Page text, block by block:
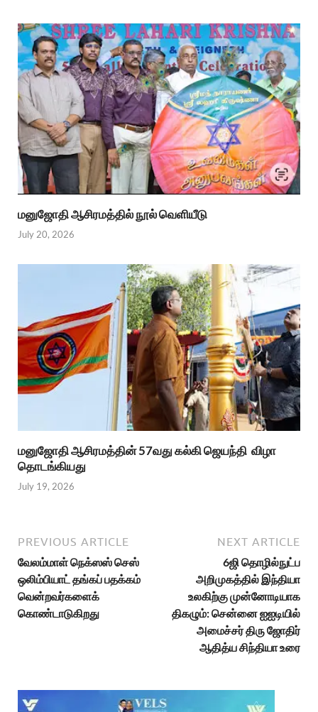
மனுஜோதி ஆசிரமத்தில் நூல் வெளியீடு
July 20, 2026
மனுஜோதி ஆசிரமத்தின் 57வது கல்கி ஜெயந்தி விழா
தொடங்கியது
July 19, 2026
PREVIOUS ARTICLE
வேலம்மாள் நெக்ஸஸ் செஸ்
ஒலிம்பியாட் தங்கப் பதக்கம்
வென்றவர்களைக்
கொண்டாடுகிறது
NEXT ARTICLE
6ஜி தொழில்நுட்ப
அறிமுகத்தில் இந்தியா
உலகிற்கு முன்னோடியாக
திகழும்: சென்னை ஐஐடியில்
அமைச்சர் திரு ஜோதிர்
ஆதித்ய சிந்தியா உரை